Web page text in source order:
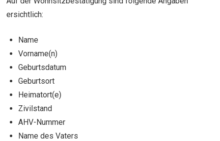
ersichtlich:
Name
Vorname(n)
Geburtsdatum
Geburtsort
Heimatort(e)
Zivilstand
AHV-Nummer
Name des Vaters